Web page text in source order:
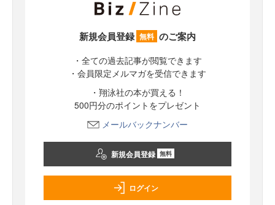
新規会員登録 無料 のご案内
・全ての過去記事が閲覧できます
・会員限定メルマガを受信できます
・翔泳社の本が買える！
500円分のポイントをプレゼント
メールバックナンバー
新規会員登録 無料
ログイン